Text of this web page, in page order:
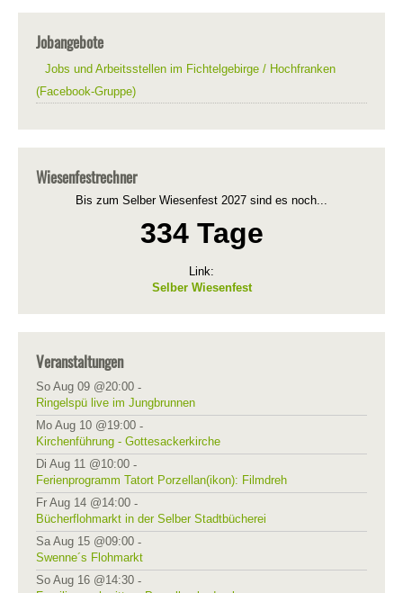
Jobangebote
Jobs und Arbeitsstellen im Fichtelgebirge / Hochfranken
(Facebook-Gruppe)
Wiesenfestrechner
Bis zum Selber Wiesenfest 2027 sind es noch...
334 Tage
Link:
Selber Wiesenfest
Veranstaltungen
So Aug 09 @20:00 -
Ringelspü live im Jungbrunnen
Mo Aug 10 @19:00 -
Kirchenführung - Gottesackerkirche
Di Aug 11 @10:00 -
Ferienprogramm Tatort Porzellan(ikon): Filmdreh
Fr Aug 14 @14:00 -
Bücherflohmarkt in der Selber Stadtbücherei
Sa Aug 15 @09:00 -
Swenne´s Flohmarkt
So Aug 16 @14:30 -